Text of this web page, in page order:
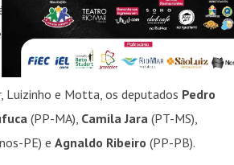
A casa do deputado federalDr.
Hugo Motta
Lago Sul, em
Luizinho e Motta, os deputados Pedro
(PP-MA), Camila Jara (PT-MS),
PE) e Agnaldo Ribeiro (PP-PB).